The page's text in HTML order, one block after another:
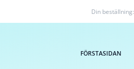
Din beställning:
FÖRSTASIDAN